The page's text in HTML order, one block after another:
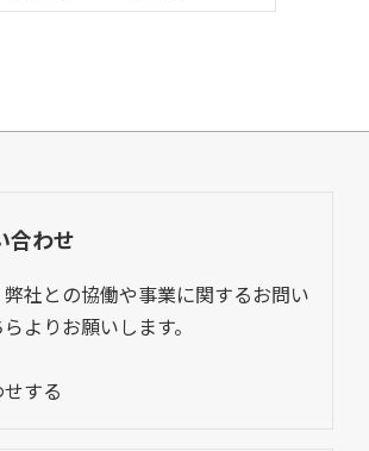
合わせ
社との協働や事業に関するお問い
よりお願いします。
する